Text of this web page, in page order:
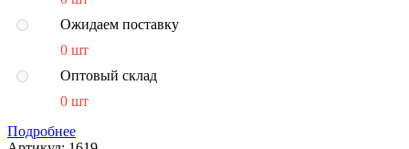
Ожидаем поставку
0 шт
Оптовый склад
0 шт
Подробнее